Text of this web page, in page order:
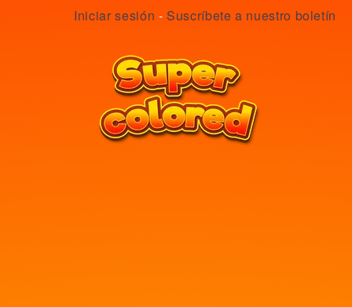
Iniciar sesión -Suscríbete a nuestro boletín